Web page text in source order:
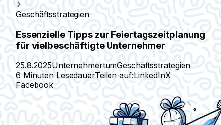
Geschäftsstrategien
Essenzielle Tipps zur Feiertagszeitplanung
für vielbeschäftigte Unternehmer
25.8.2025UnternehmertumGeschäftsstrategien
6 Minuten LesedauerTeilen auf:LinkedInX
Facebook